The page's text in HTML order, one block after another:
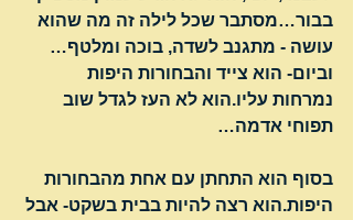
בבור…מסתבר שכל לילה זה מה שהוא
עושה - מתגנב לשדה, בוכה ומלטף…
וביום- הוא צייד והבחורות היפות
נמרחות עליו.הוא לא העז לגדל שוב
תפוחי אדמה…
בסוף הוא התחתן עם אחת מהבחורות
היפות.הוא רצה להיות בבית בשקט- אבל